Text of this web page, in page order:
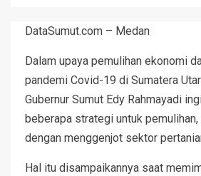
DataSumut.com – Medan
Dalam upaya pemulihan ekonomi
pandemi Covid-19 di Sumatera
Gubernur Sumut Edy Rahmayadi
beberapa strategi untuk
dengan menggenjot sektor
Hal itu disampaikannya saat